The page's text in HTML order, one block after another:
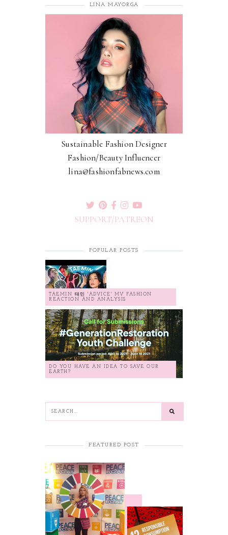
LINA MAYORGA
Sustainable Fashion Designer
Fashion/Beauty Influencer
lina@fashionfabnews.com
SUPPORT/PATREON
POPULAR POSTS
TAEMIN 태민 'ADVICE' MV FASHION
REACTION AND ANALYSIS
DO YOU HAVE AN IDEA TO SAVE OUR
EARTH?
FEATURED POST